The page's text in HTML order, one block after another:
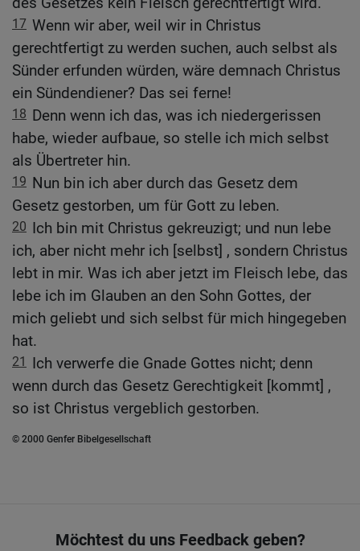
17 Wenn wir aber, weil wir in Christus
gerechtfertigt zu werden suchen, auch selbst als
Sünder erfunden würden, wäre demnach Christus
ein Sündendiener? Das sei ferne!
18 Denn wenn ich das, was ich niedergerissen
habe, wieder aufbaue, so stelle ich mich selbst
als Übertreter hin.
19 Nun bin ich aber durch das Gesetz dem
Gesetz gestorben, um für Gott zu leben.
20 Ich bin mit Christus gekreuzigt; und nun lebe
ich, aber nicht mehr ich [selbst] , sondern Christus
lebt in mir. Was ich aber jetzt im Fleisch lebe, das
lebe ich im Glauben an den Sohn Gottes, der
mich geliebt und sich selbst für mich hingegeben
hat.
21 Ich verwerfe die Gnade Gottes nicht; denn
wenn durch das Gesetz Gerechtigkeit [kommt] ,
so ist Christus vergeblich gestorben.
© 2000 Genfer Bibelgesellschaft
Möchtest du uns Feedback geben?